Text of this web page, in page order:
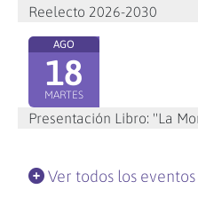
Reelecto 2026-2030
AGO
18
MARTES
Presentación Libro: "La
Ver todos los eventos